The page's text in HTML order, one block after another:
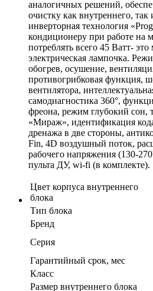
аналогичных решений,
очистку как внутреннего,
инверторная технология
кондиционеру при работе на
потреблять всего 45 Ватт-
электрическая лампочка.
обогрев, осушение,
противогрибковая функция,
вентилятора,
самодиагностика 360°,
фреона, режим глубокий сон,
«Мираж», идентификация
дренажа в две стороны,
Fin, 4D воздушный поток,
рабочего напряжения (130-
пульта ДУ, wi-fi (в комплекте).
Цвет корпуса внутреннего
блока
Тип блока
Бренд
Серия
Гарантийный срок, мес
Класс
Размер внутреннего блока